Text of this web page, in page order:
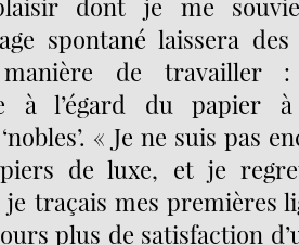
spontané laissera
de travailler :
à l’égard du papier
« Je ne suis pas
de luxe, et je
je traçais mes premières
plus de satisfaction